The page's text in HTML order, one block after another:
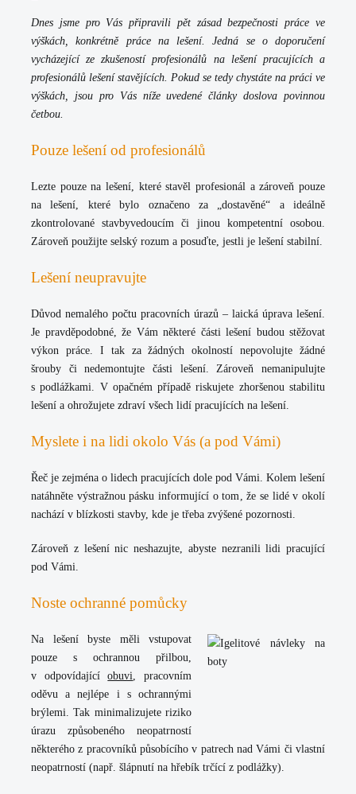
Dnes jsme pro Vás připravili pět zásad bezpečnosti práce ve
výškách, konkrétně práce na lešení. Jedná se o doporučení
vycházející ze zkušeností profesionálů na lešení pracujících a
profesionálů lešení stavějících. Pokud se tedy chystáte na práci ve
výškách, jsou pro Vás níže uvedené články doslova povinnou
četbou.
Pouze lešení od profesionálů
Lezte pouze na lešení, které stavěl profesionál a zároveň pouze
na lešení, které bylo označeno za „dostavěné“ a ideálně
zkontrolované stavbyvedoucím či jinou kompetentní osobou.
Zároveň použijte selský rozum a posuďte, jestli je lešení stabilní.
Lešení neupravujte
Důvod nemalého počtu pracovních úrazů – laická úprava lešení.
Je pravděpodobné, že Vám některé části lešení budou stěžovat
výkon práce. I tak za žádných okolností nepovolujte žádné
šrouby či nedemontujte části lešení. Zároveň nemanipulujte
s podlážkami. V opačném případě riskujete zhoršenou stabilitu
lešení a ohrožujete zdraví všech lidí pracujících na lešení.
Myslete i na lidi okolo Vás (a pod Vámi)
Řeč je zejména o lidech pracujících dole pod Vámi. Kolem lešení
natáhněte výstražnou pásku informující o tom, že se lidé v okolí
nachází v blízkosti stavby, kde je třeba zvýšené pozornosti.
Zároveň z lešení nic neshazujte, abyste nezranili lidi pracující
pod Vámi.
Noste ochranné pomůcky
Na lešení byste měli vstupovat
pouze s ochrannou přilbou,
v odpovídajícíobuvi, pracovním
oděvu a nejlépe i s ochrannými
brýlemi. Tak minimalizujete riziko
úrazu způsobeného neopatrností
některého z pracovníků působícího v patrech nad Vámi či vlastní
neopatrností (např. šlápnutí na hřebík trčící z podlážky).